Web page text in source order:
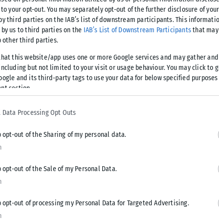
your opt-out. You may separately opt-out of the further disclosure of
third parties on the IAB’s list of downstream participants. This
by us to third parties on the IAB’s List of Downstream Participantsthat
other third parties.
this website/app uses one or more Google services and may gather
but not limited to your visit or usage behaviour. You may click to
and its third-party tags to use your data for below specified
section.
Data Processing Opt Outs
opt-out of the Sharing of my personal data.
opt-out of the Sale of my Personal Data.
opt-out of processing my Personal Data for Targeted Advertising.
τα ξημερώματα στο
να νοσηλεύεται εκτός
σε ξενοδοχείο του Ηρακλείου, όπου έσπευσαν
με ιδιωτικό όχημα, ενώ οι αστυνομικές αρχές αναζητούν